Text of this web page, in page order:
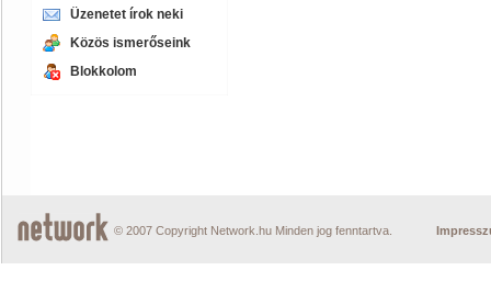
Üzenetet írok neki
Közös ismerőseink
Blokkolom
© 2007 Copyright Network.hu Minden jog fenntartva.